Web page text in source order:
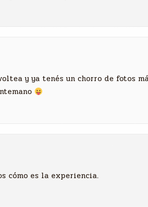
y ya tenés un chorro de fotos
cómo es la experiencia.